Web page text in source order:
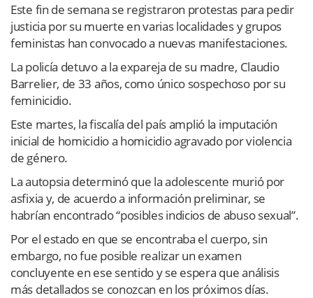
Este fin de semana se registraron protestas para pedir
justicia por su muerte en varias localidades y grupos
feministas han convocado a nuevas manifestaciones.
La policía detuvo a la expareja de su madre, Claudio
Barrelier, de 33 años, como único sospechoso por su
feminicidio.
Este martes, la fiscalía del país amplió la imputación
inicial de homicidio a homicidio agravado por violencia
de género.
La autopsia determinó que la adolescente murió por
asfixia y, de acuerdo a información preliminar, se
habrían encontrado “posibles indicios de abuso sexual”.
Por el estado en que se encontraba el cuerpo, sin
embargo, no fue posible realizar un examen
concluyente en ese sentido y se espera que análisis
más detallados se conozcan en los próximos días.